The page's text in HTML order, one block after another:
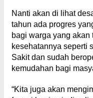
Nanti akan di lihat
tahun ada progres
bagi warga yang
kesehatannya seperti
Sakit dan sudah
kemudahan bagi
“Kita juga akan